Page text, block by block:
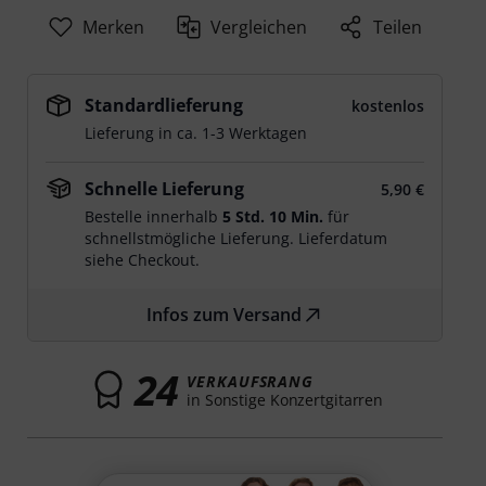
Merken Vergleichen Teilen
Standardlieferung
kostenlos
Lieferung in ca. 1-3 Werktagen
Schnelle Lieferung
5,90 €
Bestelle innerhalb 5 Std. 10 Min. für
schnellstmögliche Lieferung. Lieferdatum
siehe Checkout.
Infos zum Versand
24 VERKAUFSRANG
in Sonstige Konzertgitarren